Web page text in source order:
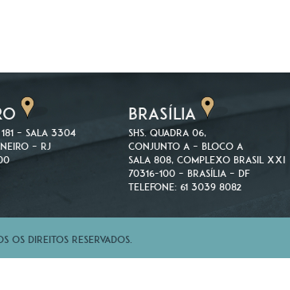
– Sala 3304
– RJ
BRASÍLIA
SHS. Quadra 06,
Conjunto A – Bloco A
Sala 808, Complexo Brasil XXI
70316-100 – Brasília – DF
Telefone: 61 3039 8082
os direitos reservados.